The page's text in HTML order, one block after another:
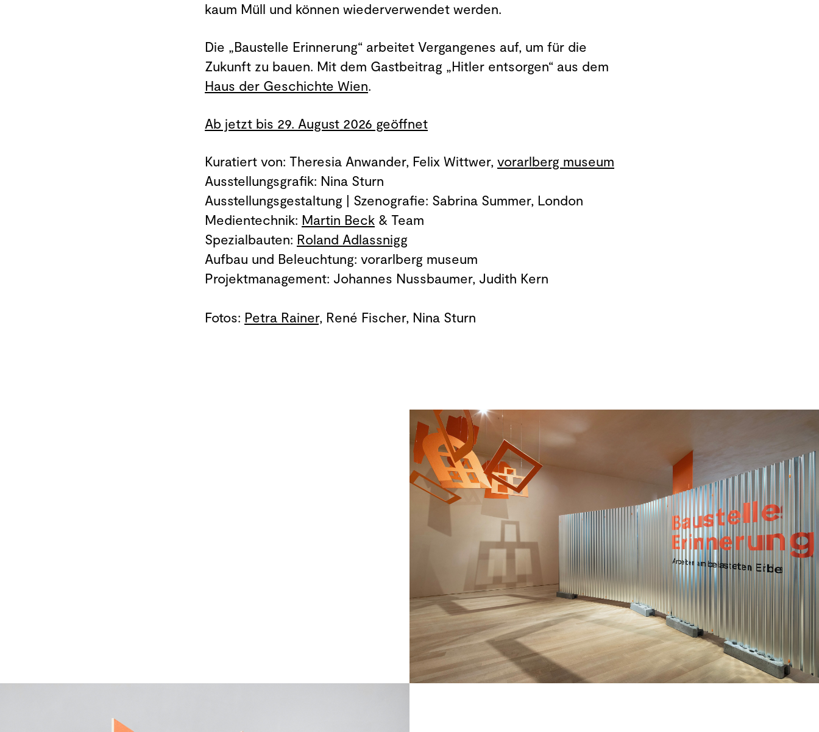
kaum Müll und können wiederverwendet werden.
Die „Baustelle Erinnerung“ arbeitet Vergangenes auf, um für die
Zukunft zu bauen. Mit dem Gastbeitrag „Hitler entsorgen“ aus dem
Haus der Geschichte Wien.
Ab jetzt bis 29. August 2026 geöffnet
Kuratiert von: Theresia Anwander, Felix Wittwer, vorarlberg museum
Ausstellungsgrafik: Nina Sturn
Ausstellungsgestaltung | Szenografie: Sabrina Summer, London
Medientechnik: Martin Beck & Team
Spezialbauten: Roland Adlassnigg
Aufbau und Beleuchtung: vorarlberg museum
Projektmanagement: Johannes Nussbaumer, Judith Kern
Fotos: Petra Rainer, René Fischer, Nina Sturn